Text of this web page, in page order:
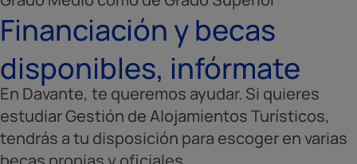
Financiación y becas
disponibles, infórmate
En Davante, te queremos ayudar. Si quieres
estudiar Gestión de Alojamientos Turísticos,
tendrás a tu disposición para escoger en varias